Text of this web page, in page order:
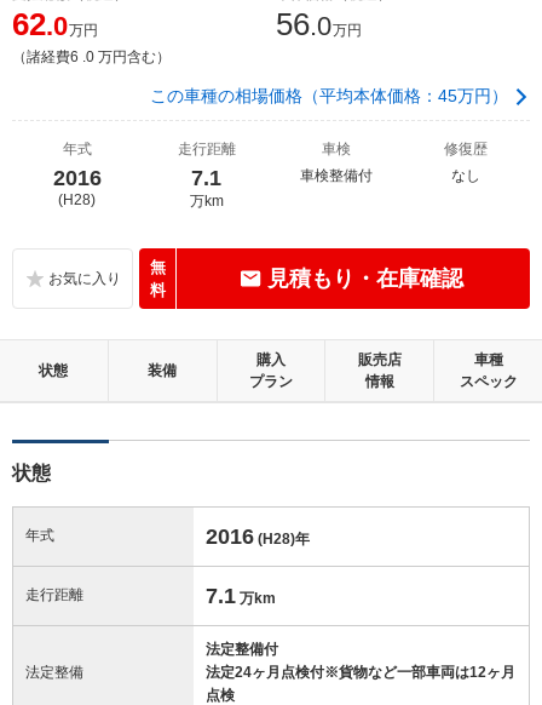
62.0万円
（諸経費6 .0 万円含む）
56.0万円
この車種の相場価格（平均本体価格：45万円）
年式
2016
(H28)
走行距離
7.1
万km
車検
車検整備付
修復歴
なし
無
料
見積もり・在庫確認
状態 装備
購入
プラン
販売店
情報
車種
スペック
状態
年式 2016 (H28)年
走行距離 7.1 万km
法定整備
法定整備付
法定24ヶ月点検付※貨物など一部車両は12ヶ月
点検